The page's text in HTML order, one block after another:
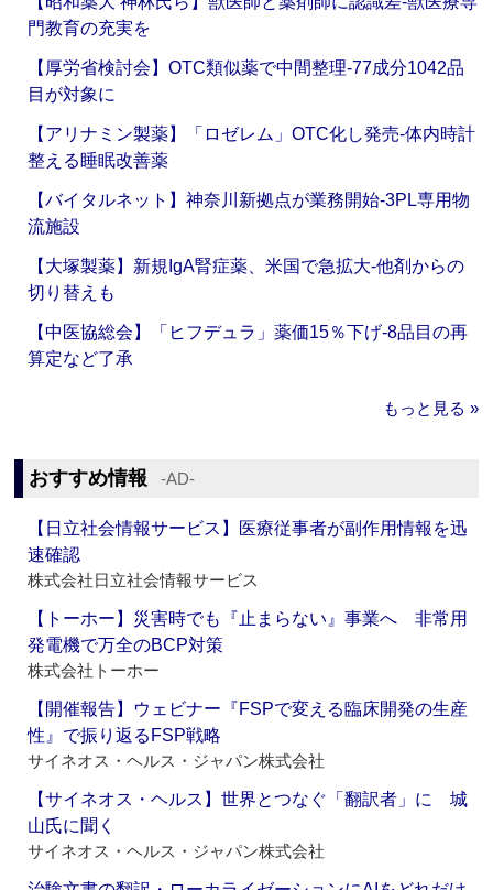
門教育の充実を
【厚労省検討会】OTC類似薬で中間整理‐77成分1042品
目が対象に
【アリナミン製薬】「ロゼレム」OTC化し発売‐体内時計
整える睡眠改善薬
【バイタルネット】神奈川新拠点が業務開始‐3PL専用物
流施設
【大塚製薬】新規IgA腎症薬、米国で急拡大‐他剤からの
切り替えも
【中医協総会】「ヒフデュラ」薬価15％下げ‐8品目の再
算定など了承
もっと見る »
おすすめ情報 ‐AD‐
【日立社会情報サービス】医療従事者が副作用情報を迅
速確認
株式会社日立社会情報サービス
【トーホー】災害時でも『止まらない』事業へ 非常用
発電機で万全のBCP対策
株式会社トーホー
【開催報告】ウェビナー『FSPで変える臨床開発の生産
性』で振り返るFSP戦略
サイネオス・ヘルス・ジャパン株式会社
【サイネオス・ヘルス】世界とつなぐ「翻訳者」に 城
山氏に聞く
サイネオス・ヘルス・ジャパン株式会社